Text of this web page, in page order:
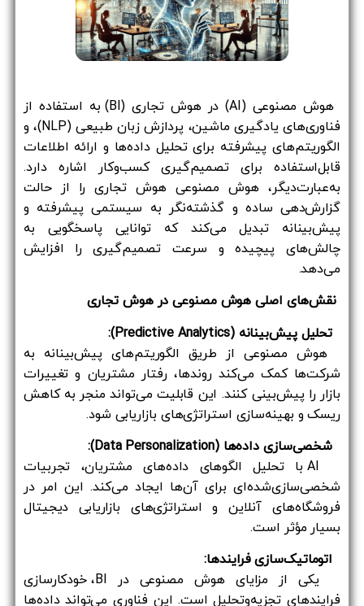
هوش مصنوعی (AI) در هوش تجاری (BI) به استفاده از
فناوری‌های یادگیری ماشین، پردازش زبان طبیعی (NLP)، و
الگوریتم‌های پیشرفته برای تحلیل داده‌ها و ارائه اطلاعات
قابل‌استفاده برای تصمیم‌گیری کسب‌وکار اشاره دارد.
به‌عبارت‌دیگر، هوش مصنوعی هوش تجاری را از حالت
گزارش‌دهی ساده و گذشته‌نگر به سیستمی پیشرفته و
پیش‌بینانه تبدیل می‌کند که توانایی پاسخگویی به
چالش‌های پیچیده و سرعت تصمیم‌گیری را افزایش
می‌دهد.
نقش‌های اصلی هوش مصنوعی در هوش تجاری
تحلیل پیش‌بینانه (Predictive Analytics):
هوش مصنوعی از طریق الگوریتم‌های پیش‌بینانه به
شرکت‌ها کمک می‌کند روندها، رفتار مشتریان و تغییرات
بازار را پیش‌بینی کنند. این قابلیت می‌تواند منجر به کاهش
ریسک و بهینه‌سازی استراتژی‌های بازاریابی شود.
شخصی‌سازی داده‌ها (Data Personalization):
AI با تحلیل الگوهای داده‌های مشتریان، تجربیات
شخصی‌سازی‌شده‌ای برای آن‌ها ایجاد می‌کند. این امر در
فروشگاه‌های آنلاین و استراتژی‌های بازاریابی دیجیتال
بسیار مؤثر است.
اتوماتیک‌سازی فرایندها:
یکی از مزایای هوش مصنوعی در BI، خودکارسازی
فرایندهای تجزیه‌وتحلیل است. این فناوری می‌تواند داده‌ها